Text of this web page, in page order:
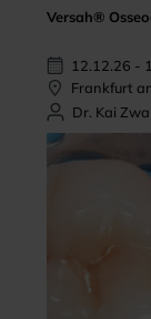
Versah®
12.12.26 -
Frankfurt
Dr. Kai